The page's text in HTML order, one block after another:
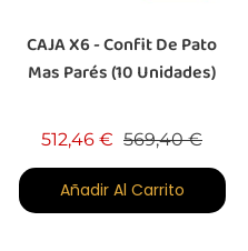
CAJA X6 - Confit De Pato
Mas Parés (10 Unidades)
512,46 € Precio base
569,40 €Precio
Añadir Al Carrito